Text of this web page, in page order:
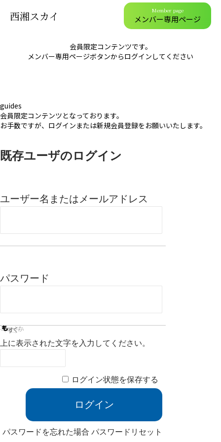
西湘スカイ Member page
メンバー専用ページ
会員限定コンテンツです。
メンバー専用ページボタンからログインしてください
guides
会員限定コンテンツとなっております。
お手数ですが、ログインまたは新規会員登録をお願いいたします。
既存ユーザのログイン
ユーザー名またはメールアドレス
パスワード
上に表示された文字を入力してください。
ログイン状態を保存する
パスワードを忘れた場合パスワードリセット